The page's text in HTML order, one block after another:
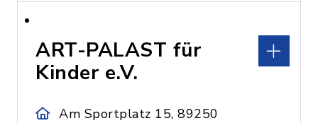
ART-PALAST für
Kinder e.V.
Am Sportplatz 15, 89250